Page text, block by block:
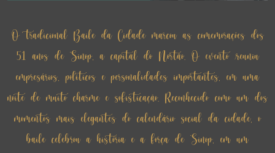
O tradicional Baile da Cidade marcou as comemorações dos
51 anos de Sinop, a capital do Nortão. O evento reuniu
empresários, políticos e personalidades importantes, em uma
noite de muito charme e sofisticação. Reconhecido como um dos
momentos mais elegantes do calendário social da cidade, o
baile celebrou a história e a força de Sinop, em um